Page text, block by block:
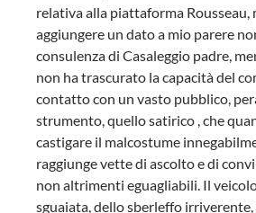
relativa alla piattaforma Rousseau,
aggiungere un dato a mio parere
consulenza di Casaleggio padre,
non ha trascurato la capacità del
contatto con un vasto pubblico,
strumento, quello satirico , che
castigare il malcostume
raggiunge vette di ascolto e di
non altrimenti eguagliabili. Il
sguaiata, dello sberleffo